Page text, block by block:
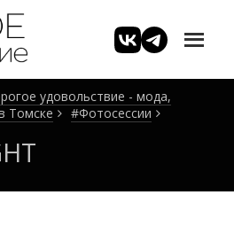
удовольствие - мода,
Томске
#Фотосессии